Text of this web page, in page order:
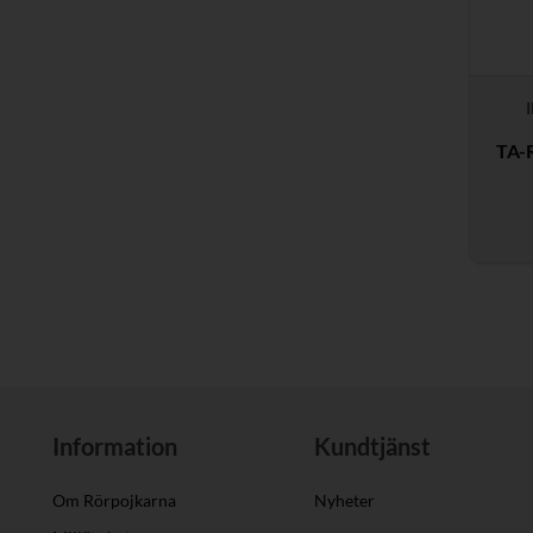
TA-
Information
Om Rörpojkarna
Kundtjänst
Nyheter